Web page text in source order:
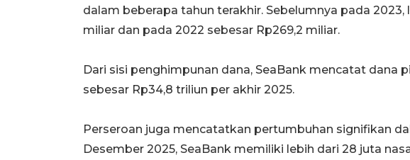
dalam beberapa tahun terakhir. Sebelumnya pada
miliar dan pada 2022 sebesar Rp269,2 miliar.
Dari sisi penghimpunan dana, SeaBank mencatat dana
sebesar Rp34,8 triliun per akhir 2025.
Perseroan juga mencatatkan pertumbuhan signifikan
Desember 2025, SeaBank memiliki lebih dari 28 juta